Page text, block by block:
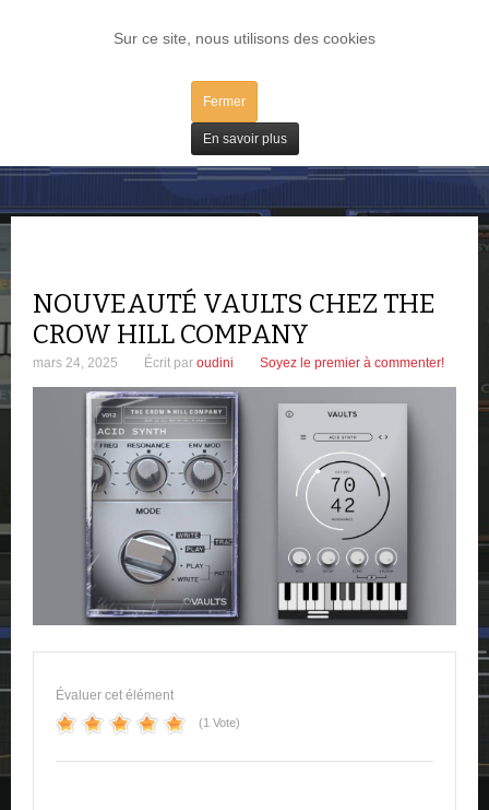
Sur ce site, nous utilisons des cookies
Fermer
En savoir plus
LOG IN
NOUVEAUTÉ VAULTS CHEZ THE
CROW HILL COMPANY
mars 24, 2025 Écrit par oudini Soyez le premier à commenter!
Évaluer cet élément
(1 Vote)